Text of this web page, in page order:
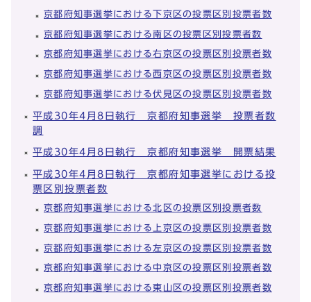
京都府知事選挙における下京区の投票区別投票者数
京都府知事選挙における南区の投票区別投票者数
京都府知事選挙における右京区の投票区別投票者数
京都府知事選挙における西京区の投票区別投票者数
京都府知事選挙における伏見区の投票区別投票者数
平成30年4月8日執行 京都府知事選挙 投票者数
調
平成30年4月8日執行 京都府知事選挙 開票結果
平成30年4月8日執行 京都府知事選挙における投
票区別投票者数
京都府知事選挙における北区の投票区別投票者数
京都府知事選挙における上京区の投票区別投票者数
京都府知事選挙における左京区の投票区別投票者数
京都府知事選挙における中京区の投票区別投票者数
京都府知事選挙における東山区の投票区別投票者数